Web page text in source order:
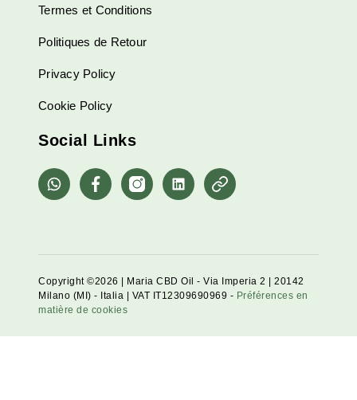
Termes et Conditions
Politiques de Retour
Privacy Policy
Cookie Policy
Social Links
whatsappFacebookInstagramLinkedinPinterest
Copyright ©2026 | Maria CBD Oil - Via Imperia 2 | 20142
Milano (MI) - Italia | VAT IT12309690969 - Préférences en
matière de cookies